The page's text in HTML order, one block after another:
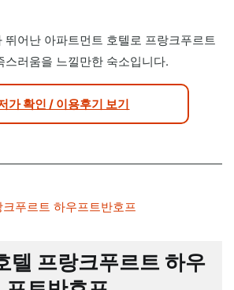
뛰어난 아파트먼트 호텔로 프랑크푸르트
스러움을 느낄만한 숙소입니다.
가 확인 / 이용후기 보기
텔 프랑크푸르트 하우